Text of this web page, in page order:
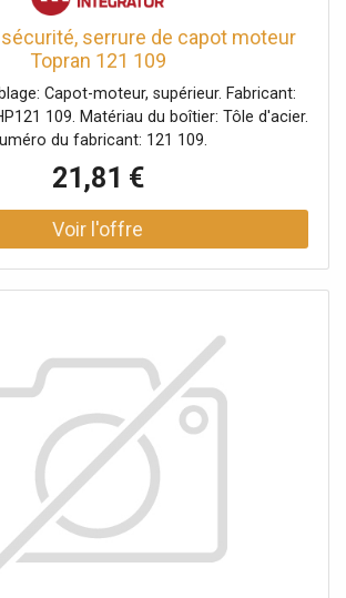
serrure de capot moteur
Topran 121 109
Capot-moteur, supérieur. Fabricant:
109. Matériau du boîtier: Tôle d'acier.
du fabricant: 121 109.
21,81 €